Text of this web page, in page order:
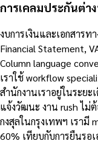
การเคลมประกันต่า
งบการเงินและเอกสาร
Financial Statement,
Column language
เราใช้ workflow
สำนักงานเราอยู่ในระยะ
แจ้งวัฒนะ งาน rush ไม่
กงสุลในกรุงเทพฯ เรามี
60% เทียบกับการยืนรอเ